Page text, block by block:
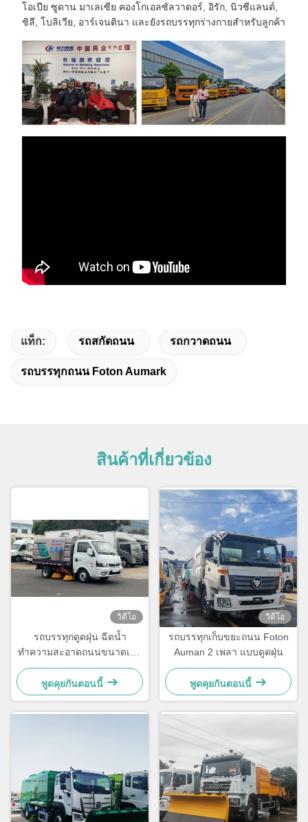
โอเปีย ซูดาน มาเลเซีย คองโกเอลซัลวาดอร์, อิรัก, นิวซีแลนด์,
ชิลี, โบลิเวีย, อาร์เจนตินา และยังรถบรรทุกร่างกายสําหรับลูกค้า
แท็ก: รถสกัดถนน รถกวาดถนน
รถบรรทุกถนน Foton Aumark
สินค้าที่เกี่ยวข้อง
วิดีโอ
รถบรรทุกดูดฝุ่น ฉีดน้ำ
ทำความสะอาดถนนขนาดเล็ก
Dongfeng
พูดคุยกันตอนนี้
วิดีโอ
รถบรรทุกเก็บขยะถนน Foton
Auman 2 เพลา แบบดูดฝุ่น
พูดคุยกันตอนนี้